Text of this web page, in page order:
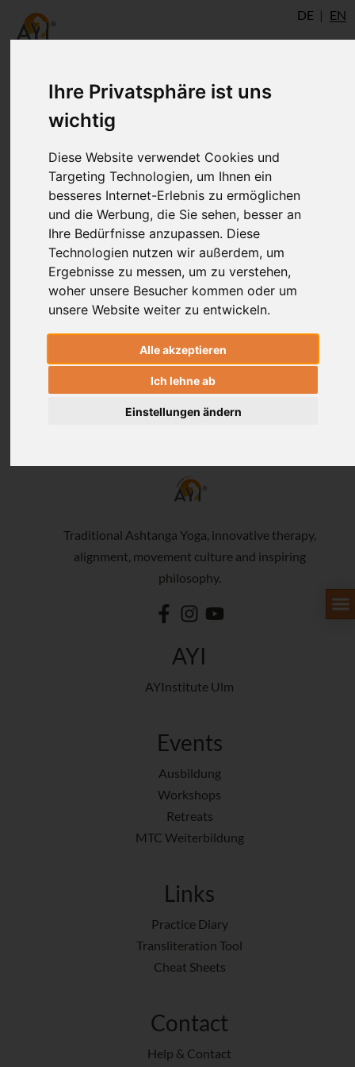
Ihre Privatsphäre ist uns
wichtig
Diese Website verwendet Cookies und
Targeting Technologien, um Ihnen ein
besseres Internet-Erlebnis zu ermöglichen
und die Werbung, die Sie sehen, besser an
Ihre Bedürfnisse anzupassen. Diese
Technologien nutzen wir außerdem, um
Ergebnisse zu messen, um zu verstehen,
woher unsere Besucher kommen oder um
unsere Website weiter zu entwickeln.
Alle akzeptieren
Ich lehne ab
Einstellungen ändern
DE EN
Upps ... the requested page
does not exist
Sorry but the requested page does not
exist any more. May be one of the listed
search results does fit your search.
Otherwise you can start a new search or
use the menu to find what you are
looking for.
Traditional Ashtanga Yoga, innovative therapy,
alignment, movement culture and inspiring
philosophy.
AYI
AYInstitute Ulm
Events
Ausbildung
Workshops
Retreats
MTC Weiterbildung
Links
Practice Diary
Transliteration Tool
Cheat Sheets
Contact
Help & Contact